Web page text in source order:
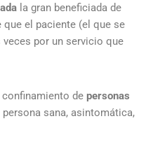
la gran beneficiada de
el paciente (el que se
veces por un servicio que
de personas
sana, asintomática,